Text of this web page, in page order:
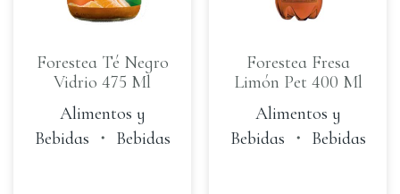
Forestea Té Negro
Vidrio 475 Ml
Alimentos y
Bebidas ・ Bebidas
Forestea Fresa
Limón Pet 400 Ml
Alimentos y
Bebidas ・ Bebidas